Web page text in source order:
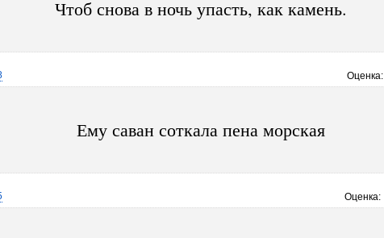
Чтоб снова в ночь упасть, как камень.
Оценка:
Ему саван соткала пена морская
Оценка: